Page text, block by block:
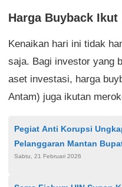
Harga Buyback Ikut
Kenaikan hari ini tidak
saja. Bagi investor yang
aset investasi, harga
Antam) juga ikutan
Pegiat Anti Korupsi
Pelanggaran Mantan
Pusaran Tambang Emas
Sabtu, 21 Februari 2026